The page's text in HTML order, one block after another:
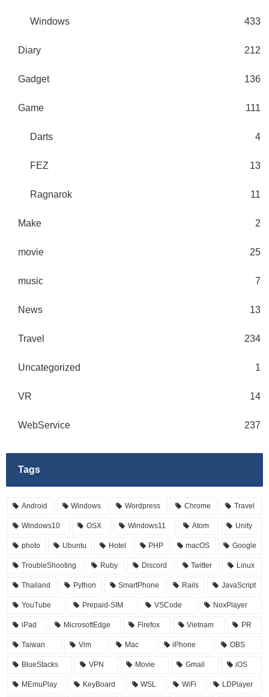
Windows 433
Diary 212
Gadget 136
Game 111
Darts 4
FEZ 13
Ragnarok 11
Make 2
movie 25
music 7
News 13
Travel 234
Uncategorized 1
VR 14
WebService 237
Tags
Android Windows Wordpress Chrome Travel
Windows10 OSX Windows11 Atom Unity
photo Ubuntu Hotel PHP macOS Google
TroubleShooting Ruby Discord Twitter Linux
Thailand Python SmartPhone Rails JavaScript
YouTube Prepaid-SIM VSCode NoxPlayer
iPad MicrosoftEdge Firefox Vietnam PR
Taiwan Vim Mac iPhone OBS
BlueStacks VPN Movie Gmail iOS
MEmuPlay KeyBoard WSL WiFi LDPlayer